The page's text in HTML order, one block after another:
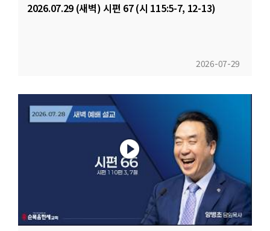
2026.07.29 (새벽) 시편 67 (시 115:5-7, 12-13)
2026-07-29